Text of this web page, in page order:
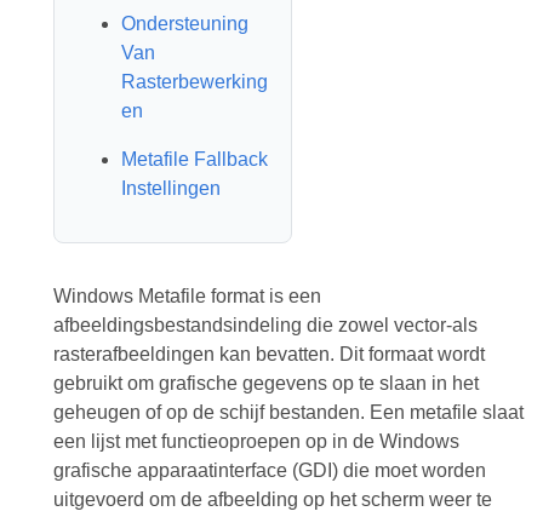
Ondersteuning
Van
Rasterbewerking
en
Metafile Fallback
Instellingen
Windows Metafile format is een
afbeeldingsbestandsindeling die zowel vector-als
rasterafbeeldingen kan bevatten. Dit formaat wordt
gebruikt om grafische gegevens op te slaan in het
geheugen of op de schijf bestanden. Een metafile slaat
een lijst met functieoproepen op in de Windows
grafische apparaatinterface (GDI) die moet worden
uitgevoerd om de afbeelding op het scherm weer te